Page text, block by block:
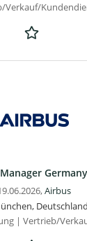
Verkauf/
Airbus
Deutschland
| Vertrieb/